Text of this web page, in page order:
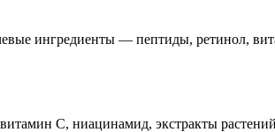
ингредиенты — пептиды, ретинол,
С, ниацинамид, экстракты